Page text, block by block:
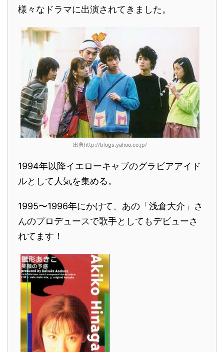
様々なドラマに出演されてきました。
出典http://blogs.yahoo.co.jp/
1994年以降イエローキャブのグラビアアイド
ルとして人気を集める。
1995〜1996年にかけて、あの「浅倉大介」さ
んのプロデュースで歌手としてもデビューさ
れてます！